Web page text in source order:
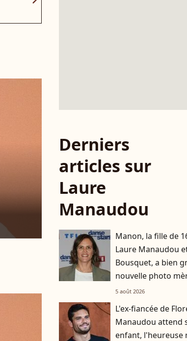
Derniers
articles sur
Laure
Manaudou
Manon, la fille de
Laure Manaudou
Bousquet, a bien
nouvelle photo
la preuve
5 août 2026
L'ex-fiancée de
Manaudou attend
enfant, l'heureuse